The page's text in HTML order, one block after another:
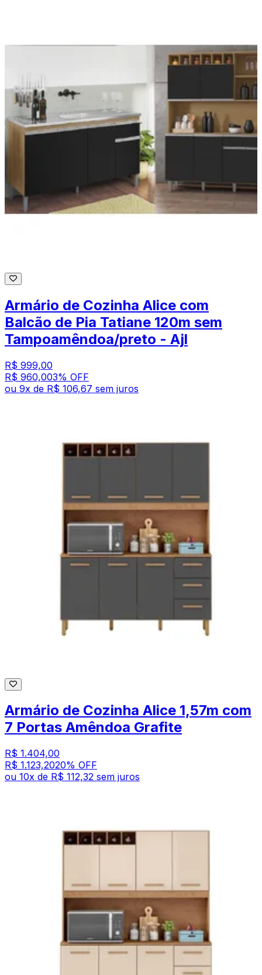
Armário de Cozinha Alice com
Balcão de Pia Tatiane 120m sem
Tampoamêndoa/preto - Ajl
R$ 999,00
R$ 960,003% OFF
ou 9x de R$ 106,67 sem juros
Armário de Cozinha Alice 1,57m com
7 Portas Amêndoa Grafite
R$ 1.404,00
R$ 1.123,2020% OFF
ou 10x de R$ 112,32 sem juros